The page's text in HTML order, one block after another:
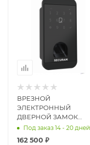
ВРЕЗНОЙ
ЭЛЕКТРОННЫЙ
ДВЕРНОЙ ЗАМОК
SECURAM D8 PRO
Под заказ 14 - 20 дней
162 500 ₽